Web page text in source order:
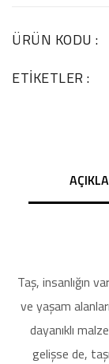
ÜRÜN KODU :
ETIKETLER :
Taş, insanlığın
ve yaşam
dayanıklı
gelişse de,